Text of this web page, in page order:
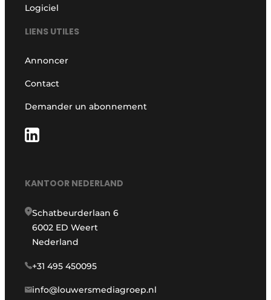
Logiciel
LIENS UTILES
Annoncer
Contact
Demander un abonnement
KANTOOR NEDERLAND
Schatbeurderlaan 6
6002 ED Weert
Nederland
+31 495 450095
info@louwersmediagroep.nl